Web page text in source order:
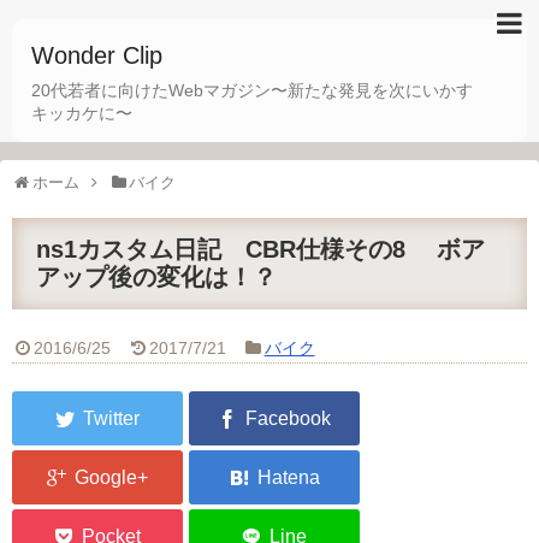
Wonder Clip
20代若者に向けたWebマガジン〜新たな発見を次にいかす
キッカケに〜
ホーム バイク
ns1カスタム日記 CBR仕様その8 ボア
アップ後の変化は！？
2016/6/25 2017/7/21 バイク